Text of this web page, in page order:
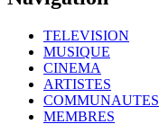
TELEVISION
MUSIQUE
CINEMA
ARTISTES
COMMUNAUTES
MEMBRES